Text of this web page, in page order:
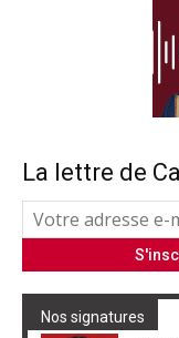
La lettre de
Nos signatures